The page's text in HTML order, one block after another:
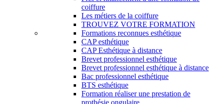
coiffure
Les métiers de la coiffure
TROUVEZ VOTRE FORMATION
Formations reconnues esthétique
CAP esthétique
CAP Esthétique à distance
Brevet professionnel esthétique
Brevet professionnel esthétique à distance
Bac professionnel esthétique
BTS esthétique
Formation réaliser une prestation de